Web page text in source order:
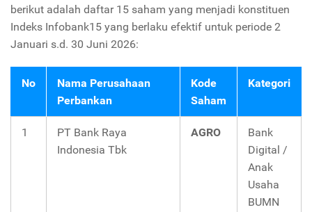
berikut adalah daftar 15 saham yang menjadi konstituen
Indeks Infobank15 yang berlaku efektif untuk periode 2
Januari s.d. 30 Juni 2026:
No
Nama Perusahaan
Perbankan
Kode
Saham
Kategori
1
PT Bank Raya
Indonesia Tbk
AGRO
Bank
Digital /
Anak
Usaha
BUMN